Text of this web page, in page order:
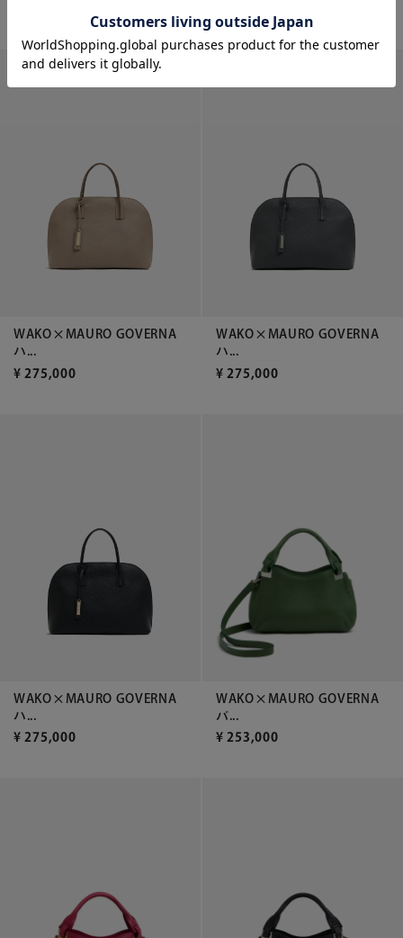
WAKO×MAURO GOVERNA
ハ...
¥ 275,000
WAKO×MAURO GOVERNA
ハ...
¥ 275,000
WAKO×MAURO GOVERNA
ハ...
¥ 275,000
WAKO×MAURO GOVERNA
バ...
¥ 253,000